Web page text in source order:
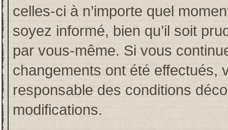
celles-ci à n’importe quel
soyez informé, bien qu’il soit
par vous-même. Si vous
changements ont été effectués,
responsable des conditions
modifications.